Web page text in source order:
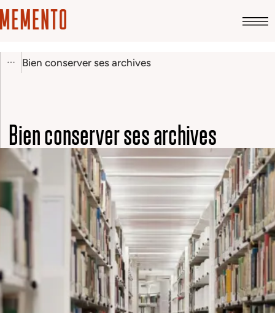
Bien conserver ses archives
Bien conserver ses archives